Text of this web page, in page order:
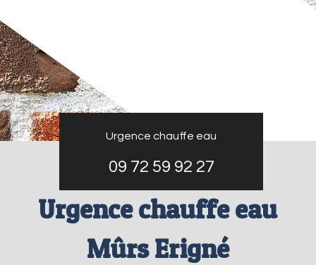
Urgence chauffe eau
09 72 59 92 27
Urgence chauffe eau
Mûrs Erigné